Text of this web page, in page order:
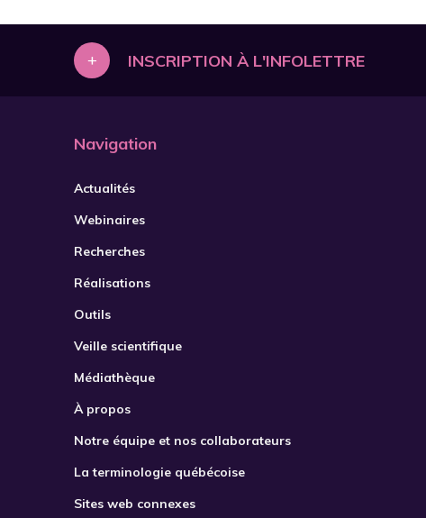
+ INSCRIPTION À L'INFOLETTRE
Navigation
Actualités
Webinaires
Recherches
Réalisations
Outils
Veille scientifique
Médiathèque
À propos
Notre équipe et nos collaborateurs
La terminologie québécoise
Sites web connexes